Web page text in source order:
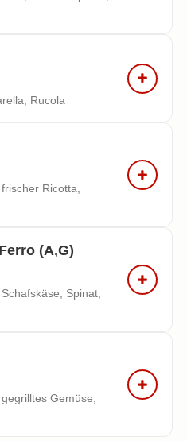
Rucola
Ricotta,
(a,g)
Spinat,
Gemüse,